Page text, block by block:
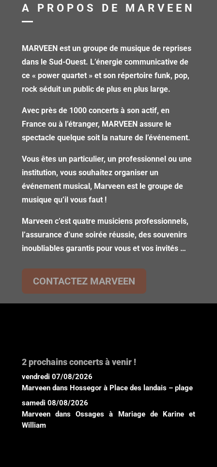
A PROPOS DE MARVEEN
MARVEEN est un groupe de musique de reprises
dans le Sud-Ouest. L’énergie communicative de
ce « power quartet » et son répertoire funk, pop,
rock séduit un public de plus en plus large.
Avec près de 1000 concerts à son actif, en
France ou à l’étranger, MARVEEN assure le
spectacle quelque soit la nature de l’événement.
Vous êtes un particulier, un professionnel ou une
institution, vous souhaitez organiser un
événement musical, Marveen est le groupe de
musique qu’il vous faut !
Marveen c’est quatre musiciens professionnels,
l’assurance d’une soirée réussie, des souvenirs
inoubliables garantis pour vous et vos invités …
CONTACTEZ MARVEEN
2 prochains concerts à venir !
vendredi 07/08/2026
Marveen dans Hossegor à Place des landais – plage
samedi 08/08/2026
Marveen dans Ossages à
Mariage de Karine et
William